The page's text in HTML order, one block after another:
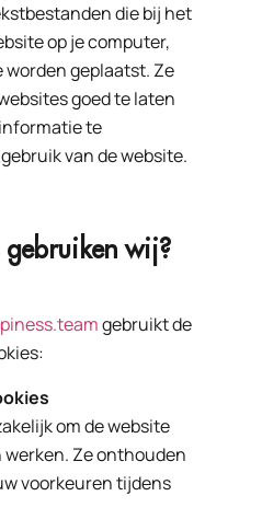
die bij het
op je computer,
geplaatst. Ze
goed te laten
te
van de website.
wij?
gebruikt de
om de website
Ze onthouden
voorkeuren tijdens